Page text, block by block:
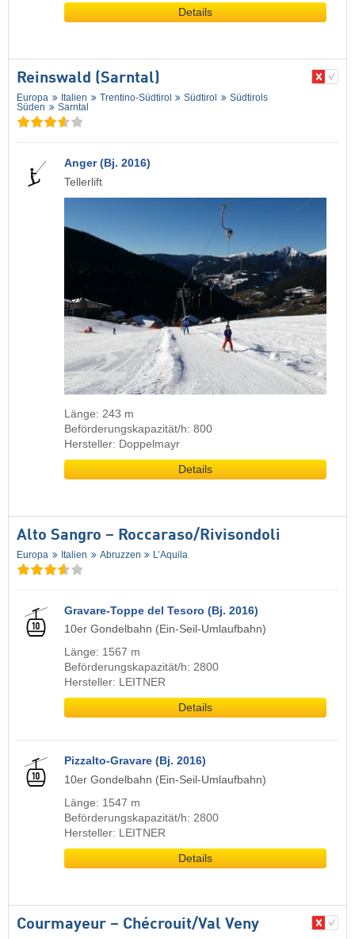
Details
Reinswald (Sarntal)
Europa Italien Trentino-Südtirol Südtirol
Südtirols
Süden
Sarntal
Anger (Bj. 2016)
Tellerlift
Länge: 243 m
Beförderungskapazität/h: 800
Hersteller: Doppelmayr
Details
Alto Sangro – Roccaraso/​Rivisondoli
Europa Italien Abruzzen L’Aquila
Gravare-Toppe del Tesoro (Bj. 2016)
10er Gondelbahn (Ein-Seil-Umlaufbahn)
Länge: 1567 m
Beförderungskapazität/h: 2800
Hersteller: LEITNER
Details
Pizzalto-Gravare (Bj. 2016)
10er Gondelbahn (Ein-Seil-Umlaufbahn)
Länge: 1547 m
Beförderungskapazität/h: 2800
Hersteller: LEITNER
Details
Courmayeur – Chécrouit/​Val Veny